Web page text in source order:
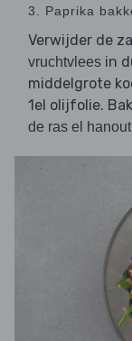
3. Paprika
Verwijder de
vruchtvlees in
middelgrote
1el olijfolie.
de ras el hanout